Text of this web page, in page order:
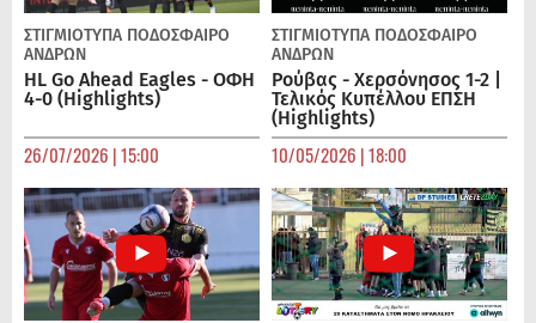
ΣΤΙΓΜΙΟΤΥΠΑ ΠΟΔΌΣΦΑΙΡΟ
ΑΝΔΡΏΝ
HL Go Ahead Eagles - ΟΦΗ
4-0 (Highlights)
26/07/2026 | 15:00
ΣΤΙΓΜΙΟΤΥΠΑ ΠΟΔΌΣΦΑΙΡΟ
ΑΝΔΡΏΝ
Ρούβας - Χερσόνησος 1-2 |
Τελικός Κυπέλλου ΕΠΣΗ
(Highlights)
10/05/2026 | 18:00